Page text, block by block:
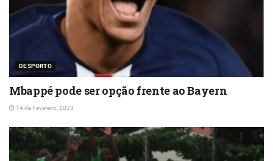
DESPORTO
Mbappé pode ser opção frente ao Bayern
14 de Fevereiro, 2023